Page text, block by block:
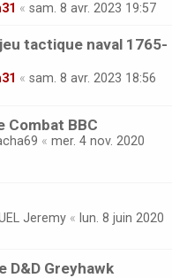
« sam. 8 avr. 2023 19:57
tactique naval 1765-
« sam. 8 avr. 2023 18:56
Combat BBC
« mer. 4 nov. 2020
Jeremy « lun. 8 juin 2020
D&D Greyhawk